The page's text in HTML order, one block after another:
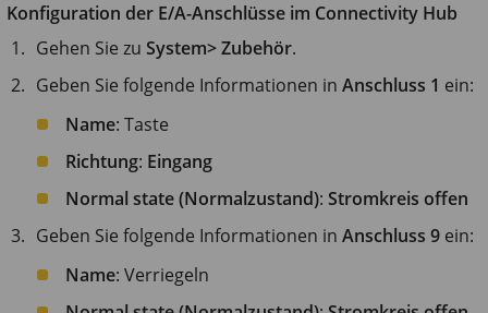
Konfiguration der E/A-Anschlüsse im Connectivity Hub
Gehen Sie zuSystem> Zubehör.
Geben Sie folgende Informationen inAnschluss 1 ein:
Name: Taste
Richtung: Eingang
Normal state (Normalzustand): Stromkreis offen
Geben Sie folgende Informationen inAnschluss 9 ein:
Name: Verriegeln